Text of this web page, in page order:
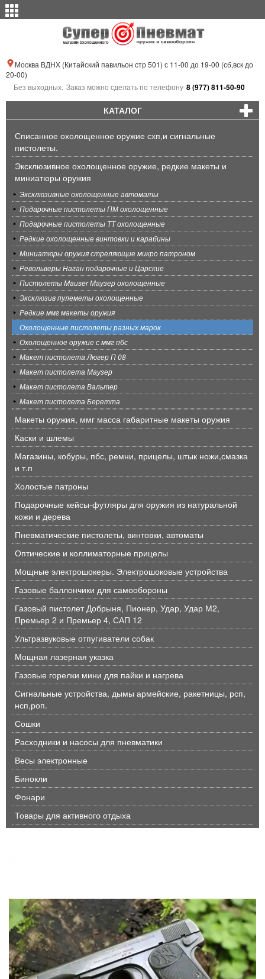
Москва ВДНХ (Китайский павильон стр 501) с 11-00 до 19-00 (сб,вск до
20-00)
Без выходных. Заказ можно сделать по телефону 8 (977) 811-50-90
КАТАЛОГ
Списанное охолощенное оружие схп,и сигнальные
пистолеты.
Эксклюзивное охолощенное оружие, редкие макеты и
миниатюры оружия
Эксклюзивные охолощенные автоматы
Подарочные пистолеты ПМ охолощенные
Подарочные пистолеты ТТ охолощенные
Редкие охолощенные винтовки и карабины
Миниатюры оружия стреляющие микро патроном
Револьверы Наган подарочные и Царские
Пистолеты Mauser Маузер охолощенные
Эксклюзив пулеметы охолощенные
Редкие ммг макеты оружия
Охолощенные пистолеты разных марок
Охолощенное оружие с ммг пбс
Макет пистолета Люгер П 08
Макет пистолета Маузер
Макет пистолета Вальтер
Макет пистолета Беретта
Макеты оружия, ммг масса габаритные макеты оружия
Каски и шлемы
Магазины, кобуры, пбс, ремни, прицелы, штык ножи,смазка
и т.п
Холостые патроны
Подарочные кейсы-футляры для оружия из натуральной
кожи и дерева
Пневматические пистолеты, винтовки, автоматы
Оптические и коллиматорные прицелы
Мощные электрошокеры. Электрошоковые устройства
Газовые баллончики для самообороны
Газовый пистолет Добрыня, Пионер, Удар, Удар М2,
Премьер 2 и Премьер 4, САП 12
Ультразвуковые отпугиватели собак
Мощная лазерная указка
Газовые горелки мини для пайки и нагрева
Сигнальные устройства, дымы армейские, ракетницы, рсп,
нсп,роп.
Сошки
Расходники и насосы для пневматики
Весы электронные
Бинокли
Фонари
Товары для активного отдыха